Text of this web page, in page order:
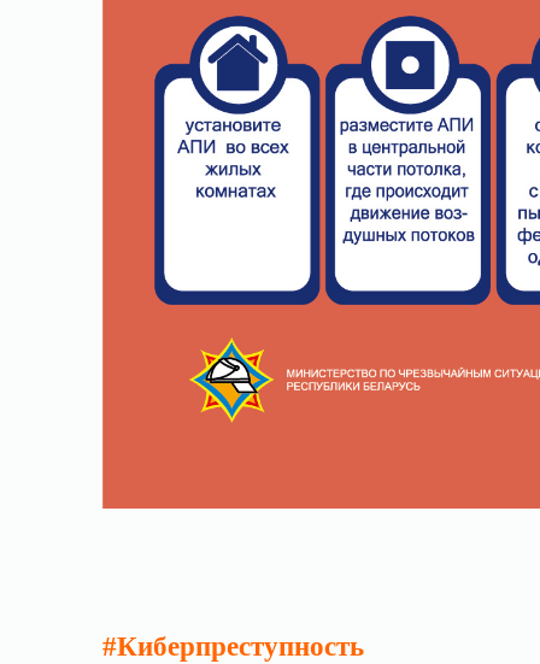
#Киберпреступность